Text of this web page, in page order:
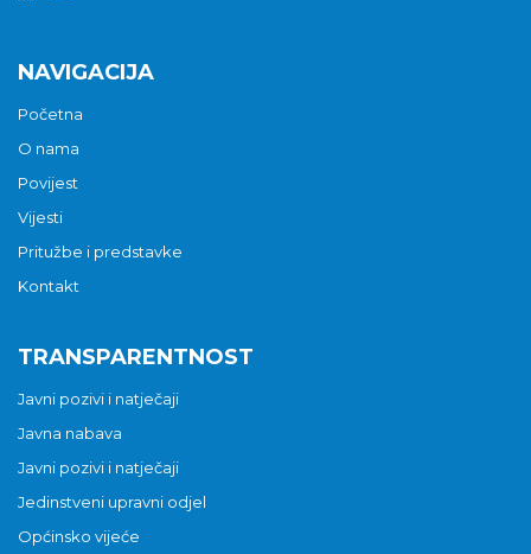
NAVIGACIJA
Početna
O nama
Povijest
Vijesti
Pritužbe i predstavke
Kontakt
TRANSPARENTNOST
Javni pozivi i natječaji
Javna nabava
Javni pozivi i natječaji
Jedinstveni upravni odjel
Općinsko vijeće